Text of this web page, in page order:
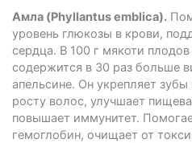
Амла (Phyllantus emblica).
уровень глюкозы в крови,
сердца. В 100 г мякоти плодов
содержится в 30 раз больше
апельсине. Он укрепляет
росту волос, улучшает
повышает иммунитет.
гемоглобин, очищает от